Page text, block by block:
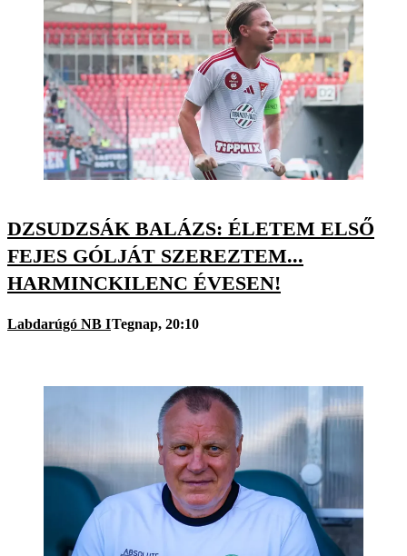
DZSUDZSÁK BALÁZS: ÉLETEM ELSŐ
FEJES GÓLJÁT SZEREZTEM...
HARMINCKILENC ÉVESEN!
Labdarúgó NB ITegnap, 20:10